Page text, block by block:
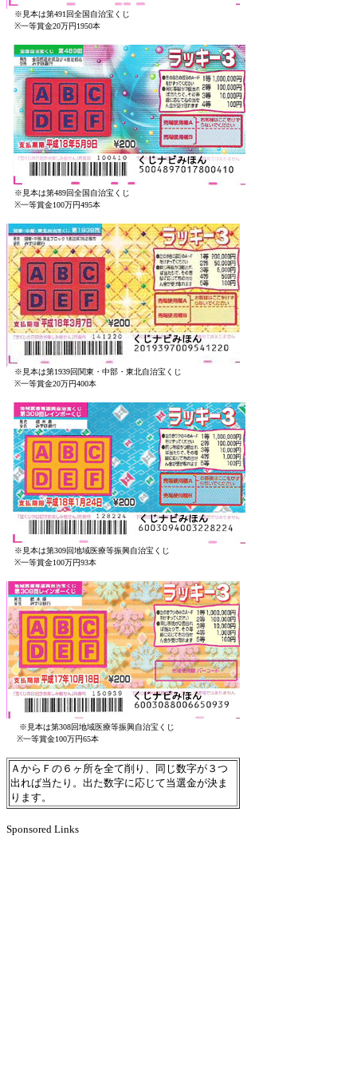
※見本は第491回全国自治宝くじ
※一等賞金20万円1950本
※見本は第489回全国自治宝くじ
※一等賞金100万円495本
※見本は第1939回関東・中部・東北自治宝くじ
※一等賞金20万円400本
※見本は第309回地域医療等振興自治宝くじ
※一等賞金100万円93本
※見本は第308回地域医療等振興自治宝くじ
※一等賞金100万円65本
ＡからＦの６ヶ所を全て削り、同じ数字が３つ
出れば当たり。出た数字に応じて当選金が決ま
ります。
Sponsored Links